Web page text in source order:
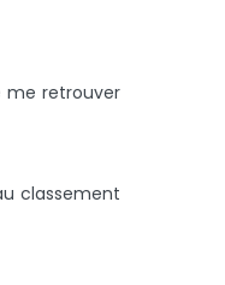
me retrouver
classement